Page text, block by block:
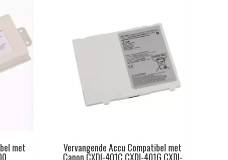
met Vervangende Accu Compatibel met
Canon CXDI-401C CXDI-401G CXDI-